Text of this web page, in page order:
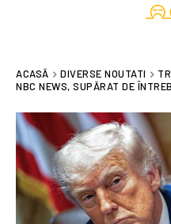
ACASĂ DIVERSE NOUTATI
NBC NEWS, SUPĂRAT DE